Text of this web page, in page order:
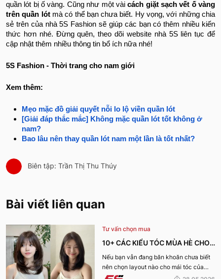
quần lót bị ố vàng. Cũng như một vàicách giặt sạch vết ố vàng
trên quần lót mà có thể bạn chưa biết. Hy vọng, với những chia
sẻ trên của nhà 5S Fashion sẽ giúp các bạn có thêm nhiều kiến
thức hơn nhé. Đừng quên, theo dõi website nhà 5S liên tục để
cập nhật thêm nhiều thông tin bổ ích nữa nhé!
5S Fashion - Thời trang cho nam giới
Xem thêm:
Mẹo mặc đồ giải quyết nỗi lo lộ viền quần lót
[Giải đáp thắc mắc] Không mặc quần lót tốt không ở
nam?
Bao lâu nên thay quần lót nam một lần là tốt nhất?
Biên tập: Trần Thị Thu Thúy
Bài viết liên quan
Tư vấn chọn mua
10+ CÁC KIỂU TÓC MÙA HÈ CHO
NỮ CỰC XINH, THU HÚT NHẤT
2026
Nếu bạn vẫn đang băn khoăn chưa biết
nên chọn layout nào cho mái tóc của
mình, hãy cùng 5S Fashion khám phá